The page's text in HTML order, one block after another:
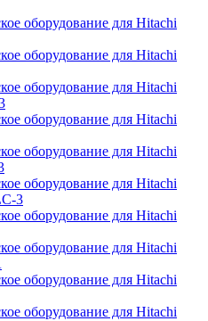
оборудование для Hitachi
оборудование для Hitachi
оборудование для Hitachi
оборудование для Hitachi
оборудование для Hitachi
оборудование для Hitachi
3
оборудование для Hitachi
оборудование для Hitachi
оборудование для Hitachi
оборудование для Hitachi